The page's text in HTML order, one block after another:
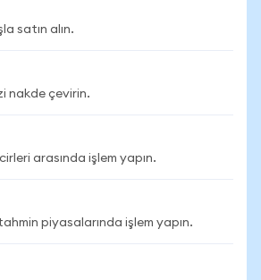
satın alın.
nakde çevirin.
arasında işlem yapın.
piyasalarında işlem yapın.